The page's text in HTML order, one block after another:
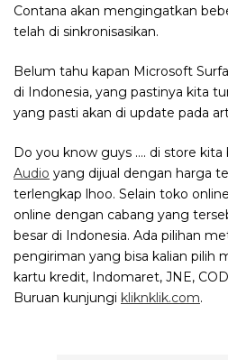
Contana akan mengingatkan
telah di sinkronisasikan.
Belum tahu kapan Microsoft
di Indonesia, yang pastinya kita
yang pasti akan di update pada
Do you know guys …. di store
Audio yang dijual dengan harga
terlengkap lhoo. Selain toko
online dengan cabang yang
besar di Indonesia. Ada pilihan
pengiriman yang bisa kalian pilih
kartu kredit, Indomaret, JNE,
Buruan kunjungi kliknklik.com.